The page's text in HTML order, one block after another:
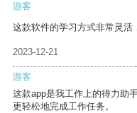
游客
这款软件的学习方式非常灵活
2023-12-21
游客
这款app是我工作上的得力助
更轻松地完成工作任务。